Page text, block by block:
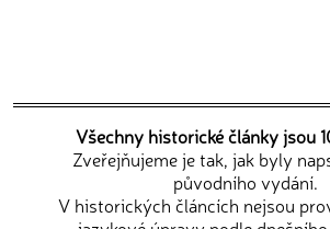
Všechny historické články jsou
Zveřejňujeme je tak, jak byly
původního vydání.
V historických článcích nejsou